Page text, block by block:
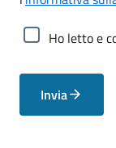
Ho letto e
Invia